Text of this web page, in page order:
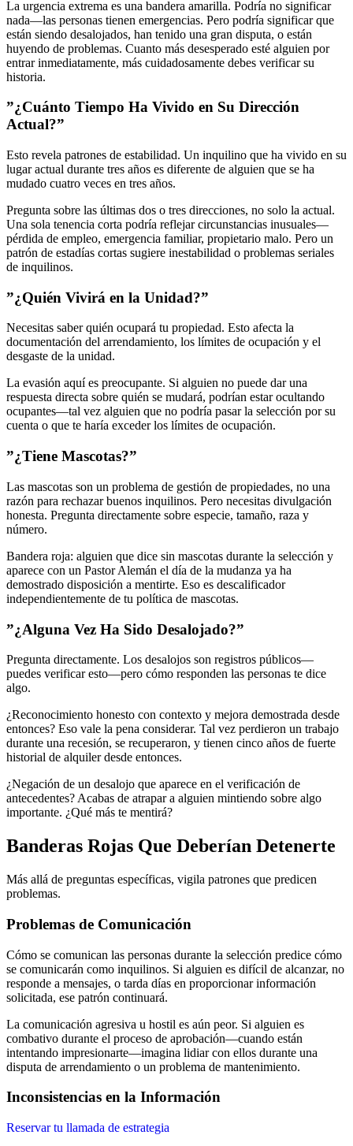
La urgencia extrema es una bandera amarilla. Podría no significar
nada—las personas tienen emergencias. Pero podría significar que
están siendo desalojados, han tenido una gran disputa, o están
huyendo de problemas. Cuanto más desesperado esté alguien por
entrar inmediatamente, más cuidadosamente debes verificar su
historia.
”¿Cuánto Tiempo Ha Vivido en Su Dirección
Actual?”
Esto revela patrones de estabilidad. Un inquilino que ha vivido en su
lugar actual durante tres años es diferente de alguien que se ha
mudado cuatro veces en tres años.
Pregunta sobre las últimas dos o tres direcciones, no solo la actual.
Una sola tenencia corta podría reflejar circunstancias inusuales—
pérdida de empleo, emergencia familiar, propietario malo. Pero un
patrón de estadías cortas sugiere inestabilidad o problemas seriales
de inquilinos.
”¿Quién Vivirá en la Unidad?”
Necesitas saber quién ocupará tu propiedad. Esto afecta la
documentación del arrendamiento, los límites de ocupación y el
desgaste de la unidad.
La evasión aquí es preocupante. Si alguien no puede dar una
respuesta directa sobre quién se mudará, podrían estar ocultando
ocupantes—tal vez alguien que no podría pasar la selección por su
cuenta o que te haría exceder los límites de ocupación.
”¿Tiene Mascotas?”
Las mascotas son un problema de gestión de propiedades, no una
razón para rechazar buenos inquilinos. Pero necesitas divulgación
honesta. Pregunta directamente sobre especie, tamaño, raza y
número.
Bandera roja: alguien que dice sin mascotas durante la selección y
aparece con un Pastor Alemán el día de la mudanza ya ha
demostrado disposición a mentirte. Eso es descalificador
independientemente de tu política de mascotas.
”¿Alguna Vez Ha Sido Desalojado?”
Pregunta directamente. Los desalojos son registros públicos—
puedes verificar esto—pero cómo responden las personas te dice
algo.
¿Reconocimiento honesto con contexto y mejora demostrada desde
entonces? Eso vale la pena considerar. Tal vez perdieron un trabajo
durante una recesión, se recuperaron, y tienen cinco años de fuerte
historial de alquiler desde entonces.
¿Negación de un desalojo que aparece en el verificación de
antecedentes? Acabas de atrapar a alguien mintiendo sobre algo
importante. ¿Qué más te mentirá?
Banderas Rojas Que Deberían Detenerte
Más allá de preguntas específicas, vigila patrones que predicen
problemas.
Problemas de Comunicación
Cómo se comunican las personas durante la selección predice cómo
se comunicarán como inquilinos. Si alguien es difícil de alcanzar, no
responde a mensajes, o tarda días en proporcionar información
solicitada, ese patrón continuará.
La comunicación agresiva u hostil es aún peor. Si alguien es
combativo durante el proceso de aprobación—cuando están
intentando impresionarte—imagina lidiar con ellos durante una
disputa de arrendamiento o un problema de mantenimiento.
Inconsistencias en la Información
Reservar tu llamada de estrategia